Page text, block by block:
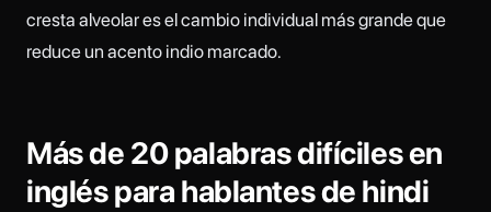
cresta alveolar es el cambio individual más grande que
reduce un acento indio marcado.
Más de 20 palabras difíciles en
inglés para hablantes de hindi